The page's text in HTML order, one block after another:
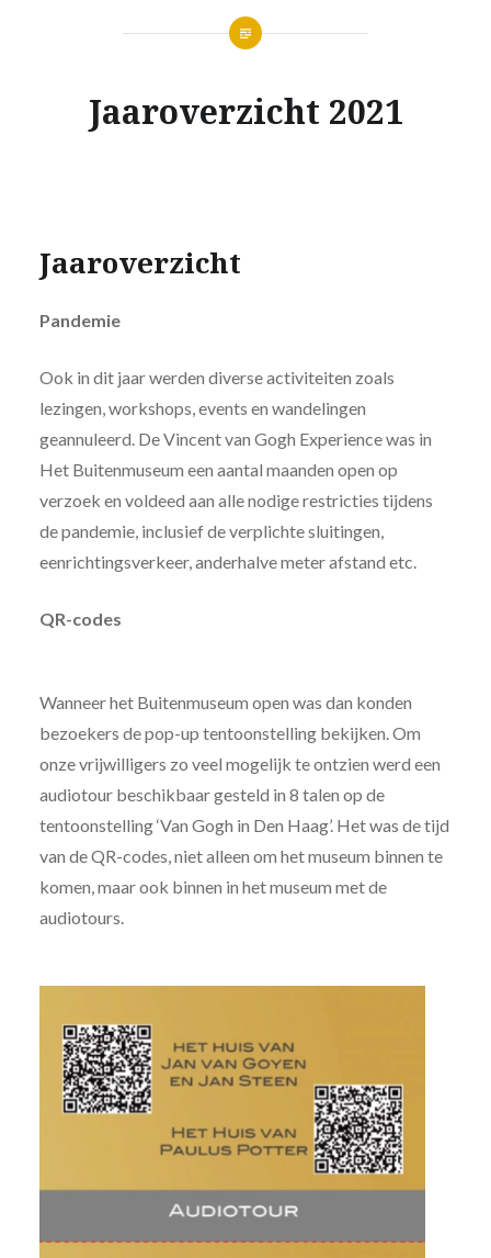
Jaaroverzicht 2021
Jaaroverzicht
Pandemie
Ook in dit jaar werden diverse activiteiten zoals
lezingen, workshops, events en wandelingen
geannuleerd. De Vincent van Gogh Experience was in
Het Buitenmuseum een aantal maanden open op
verzoek en voldeed aan alle nodige restricties tijdens
de pandemie, inclusief de verplichte sluitingen,
eenrichtingsverkeer, anderhalve meter afstand etc.
QR-codes
Wanneer het Buitenmuseum open was dan konden
bezoekers de pop-up tentoonstelling bekijken. Om
onze vrijwilligers zo veel mogelijk te ontzien werd een
audiotour beschikbaar gesteld in 8 talen op de
tentoonstelling ‘Van Gogh in Den Haag’. Het was de tijd
van de QR-codes, niet alleen om het museum binnen te
komen, maar ook binnen in het museum met de
audiotours.